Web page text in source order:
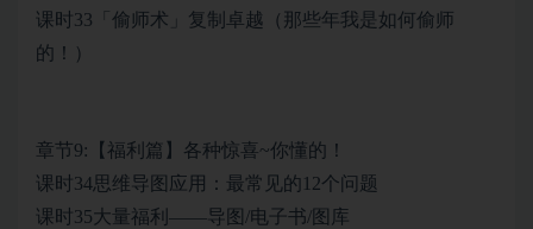
课时33「偷师术」复制卓越（那些年我是如何偷师
的！）
章节9:【福利篇】各种惊喜~你懂的！
课时34思维导图应用：最常见的12个问题
课时35大量福利——导图/电子书/图库